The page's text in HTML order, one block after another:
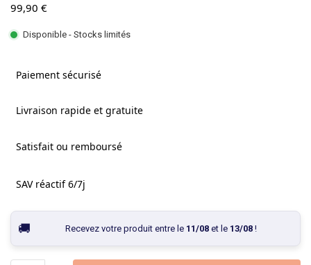
99,90 €
Disponible - Stocks limités
Paiement sécurisé
Livraison rapide et gratuite
Satisfait ou remboursé
SAV réactif 6/7j
Recevez votre produit entre le 11/08et le 13/08!